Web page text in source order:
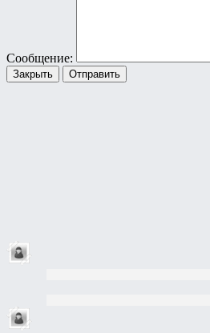
Сообщение:
Закрыть Отправить